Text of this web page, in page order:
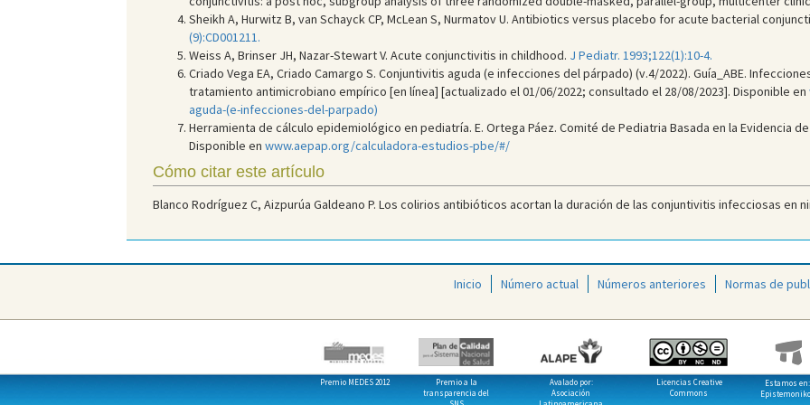
Sheikh A, Hurwitz B, van Schayck CP, McLean S, Nurmatov U. Antibiotics versus placebo for acute bacterial
(9):CD001211.
Weiss A, Brinser JH, Nazar-Stewart V. Acute conjunctivitis in childhood. J Pediatr. 1993;122(1):10-4.
Criado Vega EA, Criado Camargo S. Conjuntivitis aguda (e infecciones del párpado) (v.4/2022). Guía_ABE.
tratamiento antimicrobiano empírico [en línea] [actualizado el 01/06/2022; consultado el 28/08/2023]. Disponible en
aguda-(e-infecciones-del-parpado)
Herramienta de cálculo epidemiológico en pediatría. E. Ortega Páez. Comité de Pediatria Basada en la Evidencia
Disponible en www.aepap.org/calculadora-estudios-pbe/#/
Cómo citar este artículo
Blanco Rodríguez C, Aizpurúa Galdeano P. Los colirios antibióticos acortan la duración de las conjuntivitis infecciosas en
Inicio Número actual Números anteriores Normas de
Premio MEDES 2012
Premio a la
transparencia del
Avalado por:
Asociación
Licencias Creative
Commons
Estamos en: